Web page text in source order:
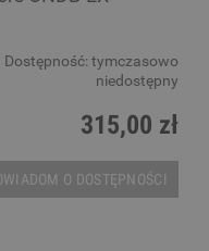
Dostępność: tymczasowo
niedostępny
315,00 zł
O DOSTĘPNOŚCI